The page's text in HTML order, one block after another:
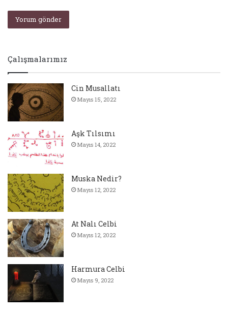
Çalışmalarımız
Cin Musallatı
Mayıs 15, 2022
Aşk Tılsımı
Mayıs 14, 2022
Muska Nedir?
Mayıs 12, 2022
At Nalı Celbi
Mayıs 12, 2022
Harmura Celbi
Mayıs 9, 2022